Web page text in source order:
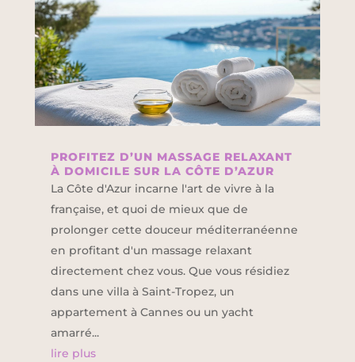
PROFITEZ D’UN MASSAGE RELAXANT
À DOMICILE SUR LA CÔTE D’AZUR
La Côte d'Azur incarne l'art de vivre à la
française, et quoi de mieux que de
prolonger cette douceur méditerranéenne
en profitant d'un massage relaxant
directement chez vous. Que vous résidiez
dans une villa à Saint-Tropez, un
appartement à Cannes ou un yacht
amarré...
lire plus